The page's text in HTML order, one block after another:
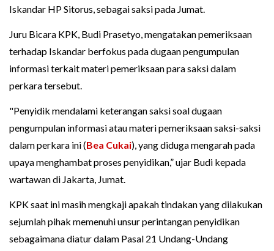
Iskandar HP Sitorus, sebagai saksi pada Jumat.
Juru Bicara KPK, Budi Prasetyo, mengatakan pemeriksaan
terhadap Iskandar berfokus pada dugaan pengumpulan
informasi terkait materi pemeriksaan para saksi dalam
perkara tersebut.
"Penyidik mendalami keterangan saksi soal dugaan
pengumpulan informasi atau materi pemeriksaan saksi-saksi
dalam perkara ini (Bea Cukai), yang diduga mengarah pada
upaya menghambat proses penyidikan,” ujar Budi kepada
wartawan di Jakarta, Jumat.
KPK saat ini masih mengkaji apakah tindakan yang dilakukan
sejumlah pihak memenuhi unsur perintangan penyidikan
sebagaimana diatur dalam Pasal 21 Undang-Undang